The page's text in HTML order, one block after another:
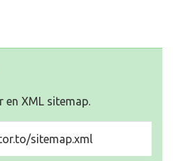
en XML sitemap.
sitemap.xml